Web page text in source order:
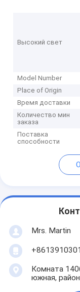
Высокий свет
Model Number
Place of Origin
Время доставки
Количество мин
заказа
Поставка
способности
Mrs. Martin
Комната
южная,